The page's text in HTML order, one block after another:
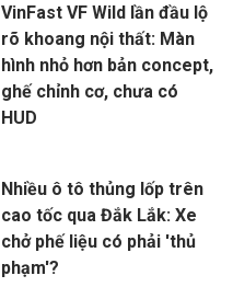
VinFast VF Wild lần đầu lộ
rõ khoang nội thất: Màn
hình nhỏ hơn bản concept,
ghế chỉnh cơ, chưa có
HUD
Nhiều ô tô thủng lốp trên
cao tốc qua Đắk Lắk: Xe
chở phế liệu có phải 'thủ
phạm'?